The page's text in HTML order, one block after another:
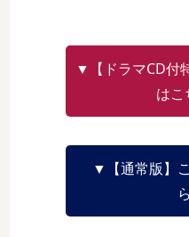
▼【ドラマCD付
はこ
▼【通常版】